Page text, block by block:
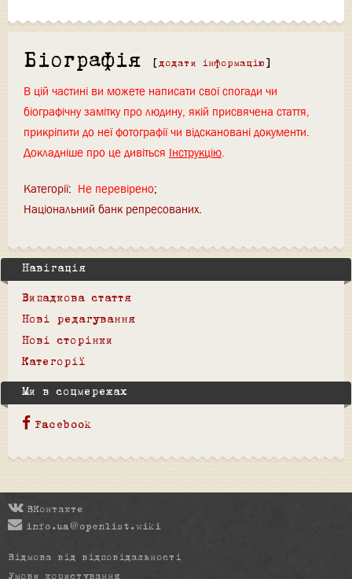
Біографія [ додати інформацію ]
В цій частині ви можете написати свої спогади чи
біографічну замітку про людину, якій присвячена стаття,
прикріпити до неї фотографії чи відскановані документи.
Докладніше про це дивіться Інструкцію.
Категорії: Не перевірено
Національний банк репресованих
Навігація
Випадкова стаття
Нові редагування
Нові сторінки
Категорії
Ми в соцмережах
Facebook
ВКонтакте
info.ua@openlist.wiki
Відмова від відповідальності
Умови користування